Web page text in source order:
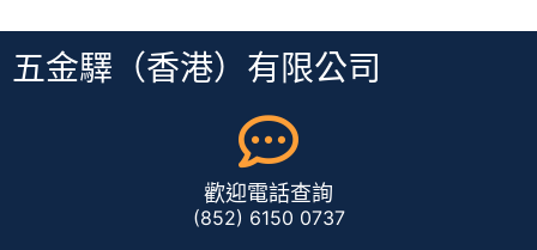
五金驛（香港）有限公司
歡迎電話查詢
(852) 6150 0737